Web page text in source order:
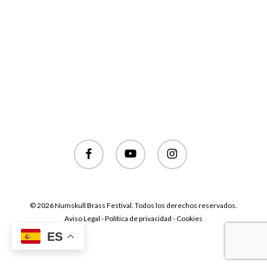
facebook youtube instagram
© 2026 Numskull Brass Festival. Todos los derechos reservados.
Aviso Legal - Política de privacidad - Cookies
ES